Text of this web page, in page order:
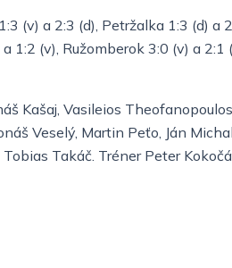
(v) a 2:3 (d), Petržalka 1:3 (d) a
1:2 (v), Ružomberok 3:0 (v) a
Kašaj, Vasileios
Veselý, Martin Peťo, Ján
Takáč. Tréner Peter